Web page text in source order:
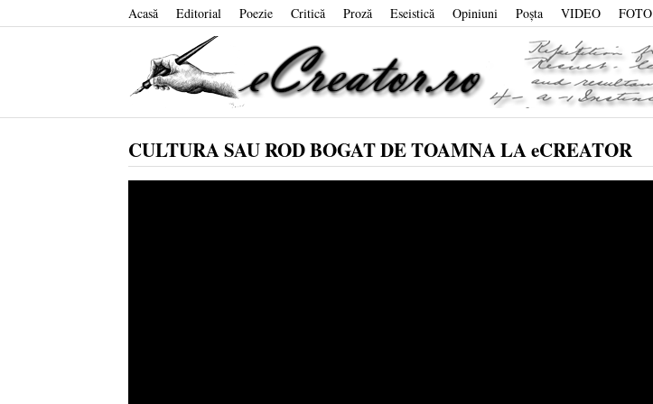
Acasă Editorial Poezie Critică Proză Eseistică Opiniuni Poşta VIDEO FOTO
CULTURA SAU ROD BOGAT DE TOAMNA LA eCREATOR